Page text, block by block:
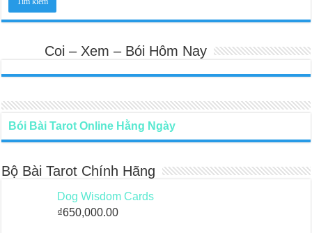
Coi – Xem – Bói Hôm Nay
Bói Bài Tarot Online Hằng Ngày
Bộ Bài Tarot Chính Hãng
Dog Wisdom Cards
₫650,000.00